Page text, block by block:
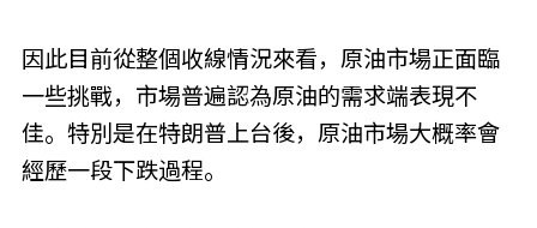
因此目前從整個收線情況來看，原油市場正面臨
一些挑戰，市場普遍認為原油的需求端表現不
佳。特別是在特朗普上台後，原油市場大概率會
經歷一段下跌過程。